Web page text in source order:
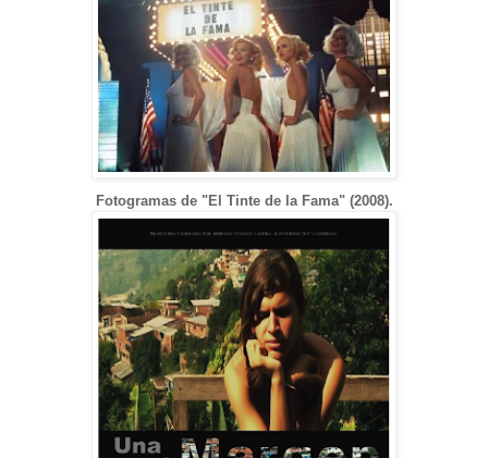
Fotogramas de "El Tinte de la Fama" (2008).